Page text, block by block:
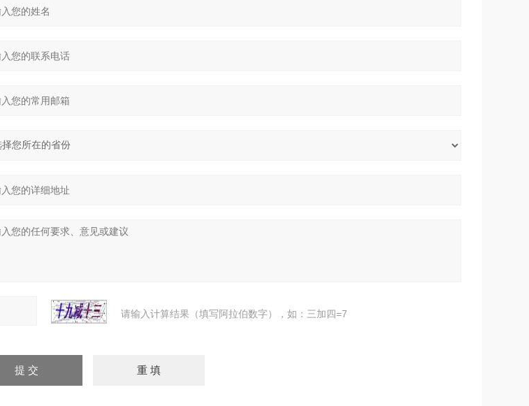
请输入计算结果（填写阿拉伯数字），如：三加四=7